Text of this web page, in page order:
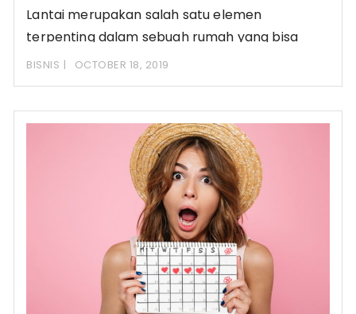
Lantai merupakan salah satu elemen
terpenting dalam sebuah rumah yang bisa
memberikan kenyamanan. Apalagi jika
BISNIS OCTOBER 18, 2019